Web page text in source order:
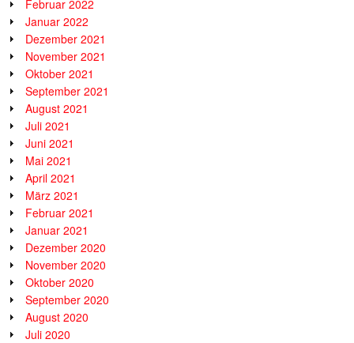
Februar 2022
Januar 2022
Dezember 2021
November 2021
Oktober 2021
September 2021
August 2021
Juli 2021
Juni 2021
Mai 2021
April 2021
März 2021
Februar 2021
Januar 2021
Dezember 2020
November 2020
Oktober 2020
September 2020
August 2020
Juli 2020